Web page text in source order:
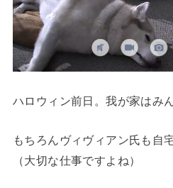
ハロウィン前日。我が家はみ
もちろんヴィヴィアン氏も自
（大切な仕事ですよね）